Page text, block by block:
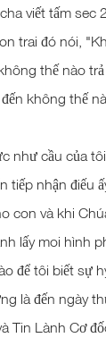
viết tấm sec
trai đó nói,
thế nào
không thế
như cầu của
tiếp nhận điếu
con và khi
lấy moi hình
để tôi biết sự
là đến ngày
Tin Lành Cơ